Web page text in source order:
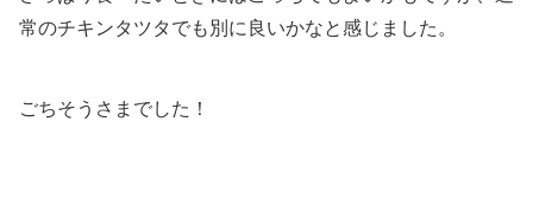
常のチキンタツタでも別に良いかなと感じました。
ごちそうさまでした！